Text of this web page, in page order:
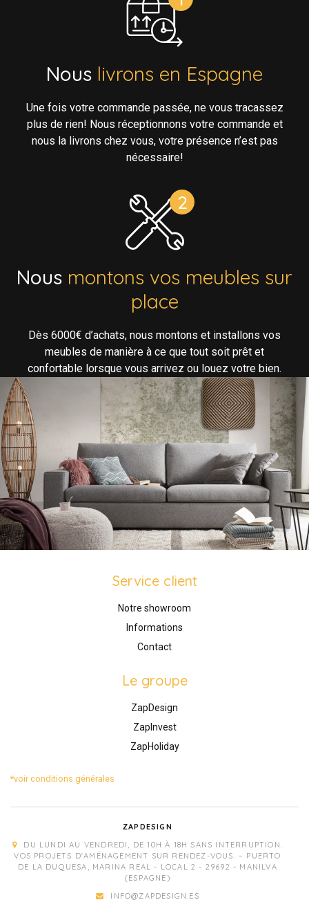
Nous livrons en Espagne
Une fois votre commande passée, ne vous tracassez
plus de rien! Nous réceptionnons votre commande et
nous la livrons chez vous, votre présence n’est pas
nécessaire!
Nous montons vos meubles sur
place
Dès 6000€ d’achats, nous montons et installons vos
meubles de manière à ce que tout soit prêt et
confortable lorsque vous arrivez ou louez votre bien.
Service client
Notre showroom
Informations
Contact
Le groupe
ZapDesign
ZapInvest
ZapHoliday
*voir conditions générales
ZAPDESIGN
DU LUNDI AU VENDREDI, DE 10H À 18H SANS INTERRUPTION.
VOS PROJETS D'AMÉNAGEMENT SUR RENDEZ-VOUS. – PUERTO
DE LA DUQUESA, MARINA REAL - LOCAL 2 - 29692 - MANILVA
(ESPAGNE)
INFO@ZAPDESIGN.ES